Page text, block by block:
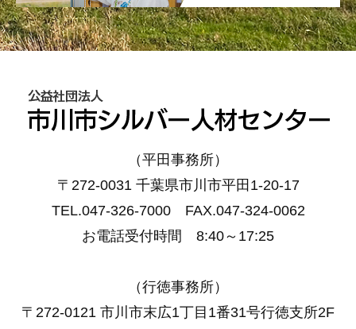
（平田事務所）
〒272-0031 千葉県市川市平田1-20-17
TEL.047-326-7000 FAX.047-324-0062
お電話受付時間 8:40～17:25
（行徳事務所）
〒272-0121 市川市末広1丁目1番31号行徳支所2F